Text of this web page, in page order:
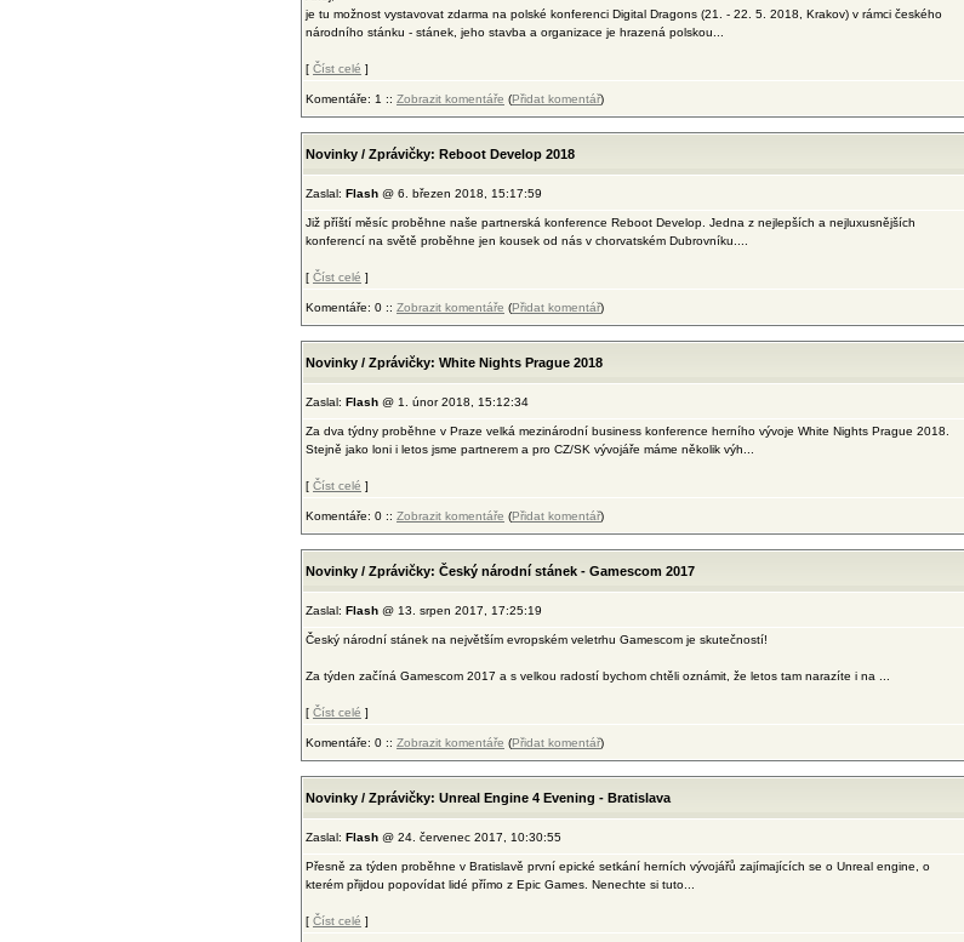
je tu možnost vystavovat zdarma na polské konferenci Digital Dragons (21. - 22. 5. 2018, Krakov) v rámci českého
národního stánku - stánek, jeho stavba a organizace je hrazená polskou...
[ Číst celé ]
Komentáře: 1 :: Zobrazit komentáře (Přidat komentář)
Novinky / Zprávičky: Reboot Develop 2018
Zaslal: Flash @ 6. březen 2018, 15:17:59
Již příští měsíc proběhne naše partnerská konference Reboot Develop. Jedna z nejlepších a nejluxusnějších
konferencí na světě proběhne jen kousek od nás v chorvatském Dubrovníku....
[ Číst celé ]
Komentáře: 0 :: Zobrazit komentáře (Přidat komentář)
Novinky / Zprávičky: White Nights Prague 2018
Zaslal: Flash @ 1. únor 2018, 15:12:34
Za dva týdny proběhne v Praze velká mezinárodní business konference herního vývoje White Nights Prague 2018.
Stejně jako loni i letos jsme partnerem a pro CZ/SK vývojáře máme několik výh...
[ Číst celé ]
Komentáře: 0 :: Zobrazit komentáře (Přidat komentář)
Novinky / Zprávičky: Český národní stánek - Gamescom 2017
Zaslal: Flash @ 13. srpen 2017, 17:25:19
Český národní stánek na největším evropském veletrhu Gamescom je skutečností!
Za týden začíná Gamescom 2017 a s velkou radostí bychom chtěli oznámit, že letos tam narazíte i na ...
[ Číst celé ]
Komentáře: 0 :: Zobrazit komentáře (Přidat komentář)
Novinky / Zprávičky: Unreal Engine 4 Evening - Bratislava
Zaslal: Flash @ 24. červenec 2017, 10:30:55
Přesně za týden proběhne v Bratislavě první epické setkání herních vývojářů zajímajících se o Unreal engine, o
kterém přijdou popovídat lidé přímo z Epic Games. Nenechte si tuto...
[ Číst celé ]